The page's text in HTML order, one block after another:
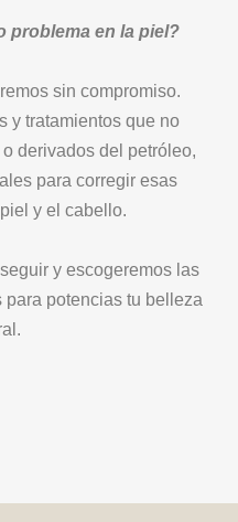
problema en la piel?
sin compromiso.
y tratamientos que no
derivados del petróleo,
para corregir esas
y el cabello.
y escogeremos las
potencias tu belleza